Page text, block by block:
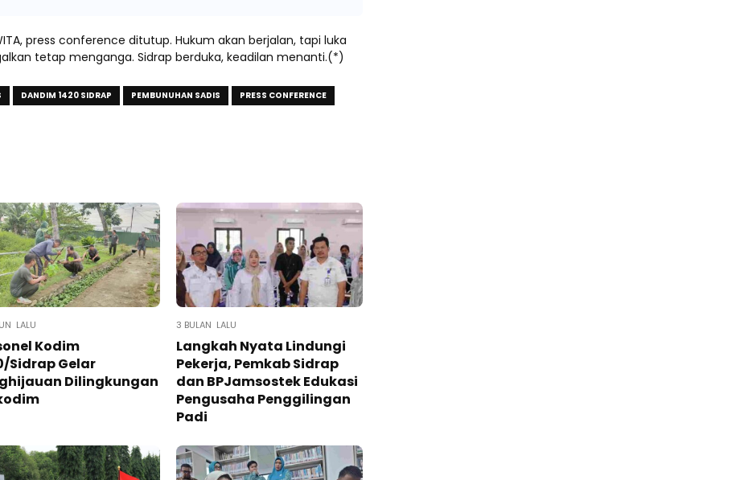
press conference ditutup. Hukum akan berjalan, tapi luka
tetap menganga. Sidrap berduka, keadilan menanti.(*)
DANDIM 1420 SIDRAP PEMBUNUHAN SADIS PRESS CONFERENCE
LALU
Kodim
Sidrap Gelar
Dilingkungan
3 BULAN LALU
Langkah Nyata Lindungi
Pekerja, Pemkab Sidrap
dan BPJamsostek Edukasi
Pengusaha Penggilingan
Padi